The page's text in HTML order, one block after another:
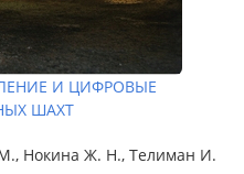
И ЦИФРОВЫЕ
ШАХТ
Нокина Ж. Н., Телиман И.